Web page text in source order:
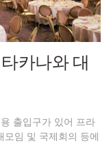
카나와 대
출입구가 있어 프라
모임 및 국제회의 등에